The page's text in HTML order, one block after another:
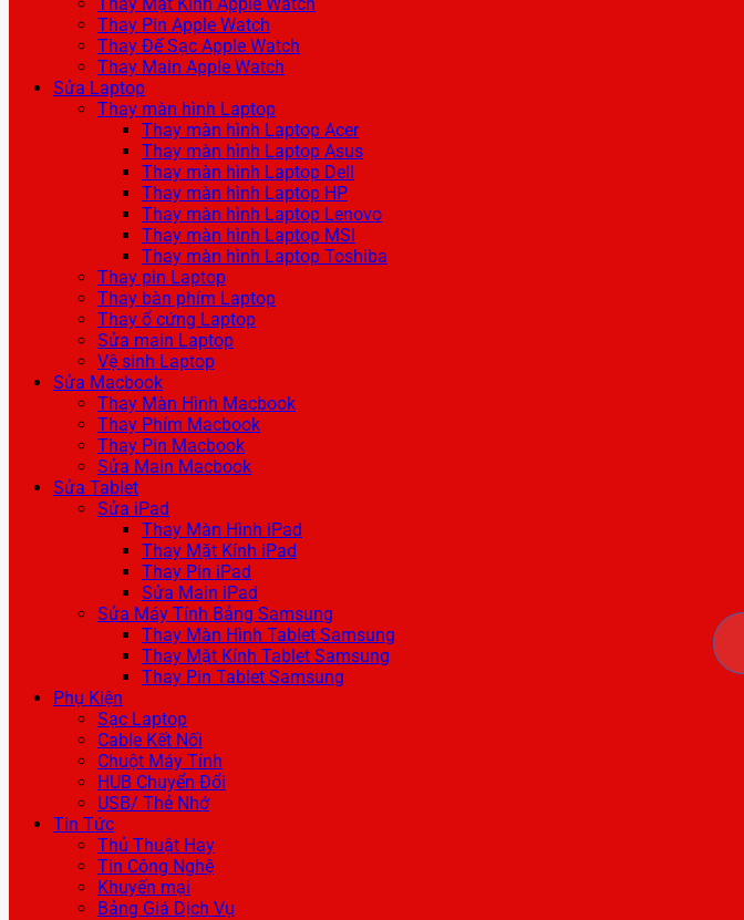
Thay Pin Apple Watch
Thay Đế Sạc Apple Watch
Thay Main Apple Watch
Sửa Laptop
Thay màn hình Laptop
Thay màn hình Laptop Acer
Thay màn hình Laptop Asus
Thay màn hình Laptop Dell
Thay màn hình Laptop HP
Thay màn hình Laptop Lenovo
Thay màn hình Laptop MSI
Thay màn hình Laptop Toshiba
Thay pin Laptop
Thay bàn phím Laptop
Thay ổ cứng Laptop
Sửa main Laptop
Vệ sinh Laptop
Sửa Macbook
Thay Màn Hình Macbook
Thay Phím Macbook
Thay Pin Macbook
Sửa Main Macbook
Sửa Tablet
Sửa iPad
Thay Màn Hình iPad
Thay Mặt Kính iPad
Thay Pin iPad
Sửa Main iPad
Sửa Máy Tính Bảng Samsung
Thay Màn Hình Tablet Samsung
Thay Mặt Kính Tablet Samsung
Thay Pin Tablet Samsung
Phụ Kiện
Sạc Laptop
Cable Kết Nối
Chuột Máy Tính
HUB Chuyển Đổi
USB/ Thẻ Nhớ
Tin Tức
Thủ Thuật Hay
Tin Công Nghệ
Khuyến mại
Bảng Giá Dịch Vụ